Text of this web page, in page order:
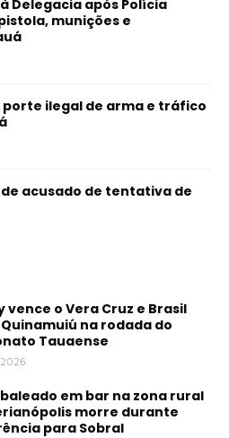
Delegacia após Polícia
munições e
porte ilegal de arma e tráfico
acusado de tentativa de
vence o Vera Cruz e Brasil
na rodada do
Tauaense
em bar na zona rural
morre durante
para Sobral